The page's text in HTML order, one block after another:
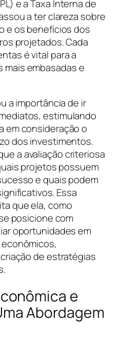
e a Taxa Interna de
a ter clareza sobre
e os benefícios dos
projetados. Cada
é vital para a
embasadas e
a importância de ir
estimulando
em consideração o
dos investimentos.
a avaliação criteriosa
projetos possuem
e quais podem
Essa
que ela, como
posicione com
oportunidades em
de estratégias
e
Abordagem